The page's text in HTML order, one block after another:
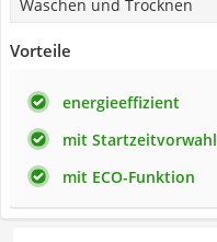
Waschen und Trocknen
Vorteile
energieeffizient
mit Startzeitvorwahl
mit ECO-Funktion